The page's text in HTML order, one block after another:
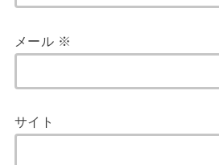
メール ※
サイト